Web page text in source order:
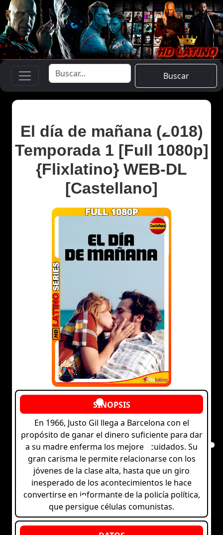
Buscar
El día de mañana (2018)
Temporada 1 [Full 1080p]
{Flixlatino} WEB-DL
[Castellano]
En 1966, Justo Gil llega a Barcelona con el
propósito de ganar el dinero suficiente para dar
a su madre enferma los mejores cuidados. Su
gran carisma le permite relacionarse con los
jóvenes de la clase alta, hasta que un giro
inesperado de los acontecimientos le hace
convertirse en informante de la policía política,
que persigue células comunistas.